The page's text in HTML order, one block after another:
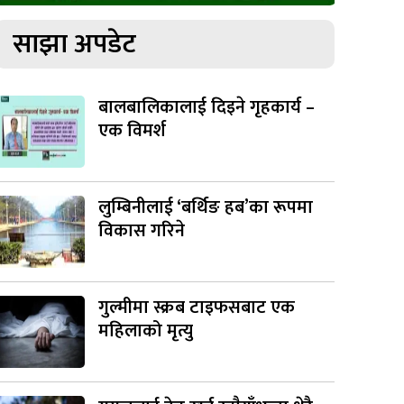
साझा अपडेट
बालबालिकालाई दिइने गृहकार्य –
एक विमर्श
लुम्बिनीलाई ‘बर्थिङ हब’का रूपमा
विकास गरिने
गुल्मीमा स्क्रब टाइफसबाट एक
महिलाको मृत्यु